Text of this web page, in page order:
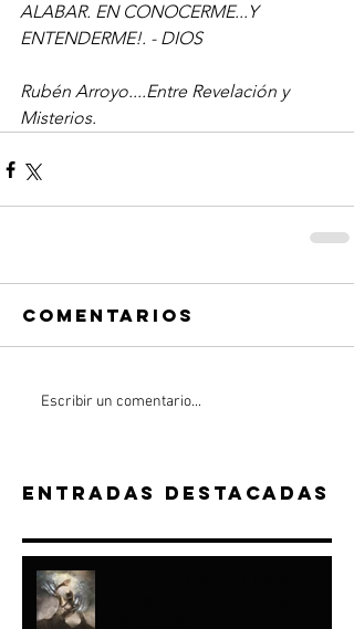
ALABAR. EN CONOCERME...Y
ENTENDERME!. - DIOS
Rubén Arroyo....Entre Revelación y
Misterios.
Comentarios
Escribir un comentario...
Entradas destacadas